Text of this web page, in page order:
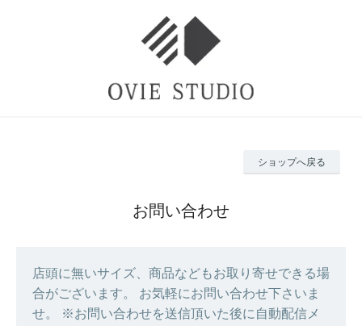
ショップへ戻る
お問い合わせ
店頭に無いサイズ、商品などもお取り寄せできる場
合がございます。 お気軽にお問い合わせ下さいま
せ。 ※お問い合わせを送信頂いた後に自動配信メ